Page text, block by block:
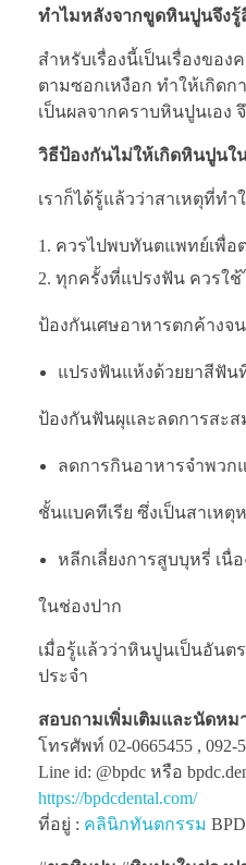
ทำไมหลังจากขูดหินปูนจึงรู้
สำหรับเรื่องนี้เป็นเรื่องขอ
ตามซอกเหงือก ทำให้เกิด
เป็นผลจากคราบหินปูนเอง
วิธีป้องกันไม่ให้เกิดหินปูนใ
เราก็ได้รู้แล้วว่าสาเหตุที่
ควรไปพบทันตแพทย์เพื่อ
ทุกครั้งที่แปรงฟัน ควรใ
ป้องกันเศษอาหารตกค้างจ
แปรงฟันแห้งด้วยยาสีฟัน
ป้องกันฟันผุและลดการสะส
ลดการกินอาหารจำพวก
ชั้นแบคทีเรีย ซึ่งเป็นสาเห
หลีกเลี่ยงการสูบบุหรี่ เนื่
ในช่องปาก
เมื่อรู้แล้วว่าหินปูนเป็นอัน
ประจำ
สอบถามเพิ่มเติมและนัดห
โทรศัพท์ 02-0665455 , 092-
Line id: @bpdc หรือ
https://bpdcdental.com/
ที่อยู่ : คลินิกทันตกรรม